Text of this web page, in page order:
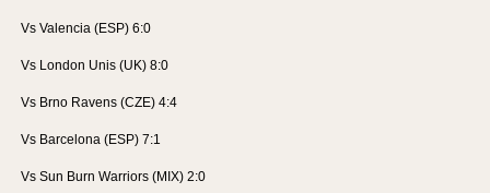
Vs Valencia (ESP) 6:0
Vs London Unis (UK) 8:0
Vs Brno Ravens (CZE) 4:4
Vs Barcelona (ESP) 7:1
Vs Sun Burn Warriors (MIX) 2:0